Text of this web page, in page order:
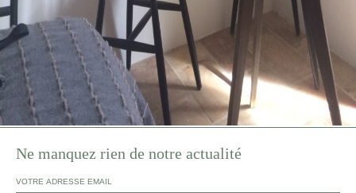
Ne manquez rien de notre actualité